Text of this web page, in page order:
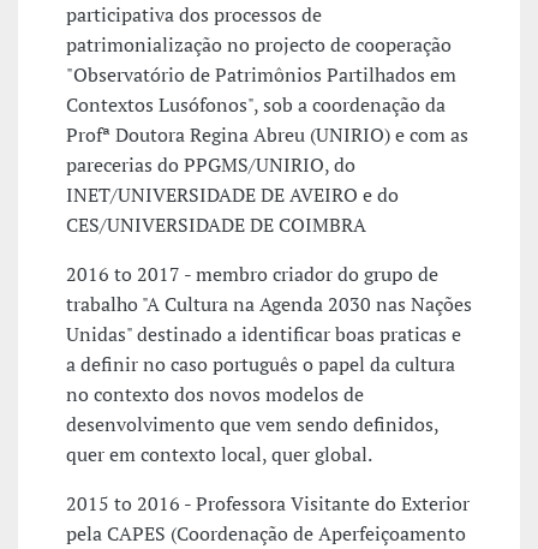
participativa dos processos de
patrimonialização no projecto de cooperação
"Observatório de Patrimônios Partilhados em
Contextos Lusófonos", sob a coordenação da
Profª Doutora Regina Abreu (UNIRIO) e com as
parecerias do PPGMS/UNIRIO, do
INET/UNIVERSIDADE DE AVEIRO e do
CES/UNIVERSIDADE DE COIMBRA
2016 to 2017 - membro criador do grupo de
trabalho "A Cultura na Agenda 2030 nas Nações
Unidas" destinado a identificar boas praticas e
a definir no caso português o papel da cultura
no contexto dos novos modelos de
desenvolvimento que vem sendo definidos,
quer em contexto local, quer global.
2015 to 2016 - Professora Visitante do Exterior
pela CAPES (Coordenação de Aperfeiçoamento